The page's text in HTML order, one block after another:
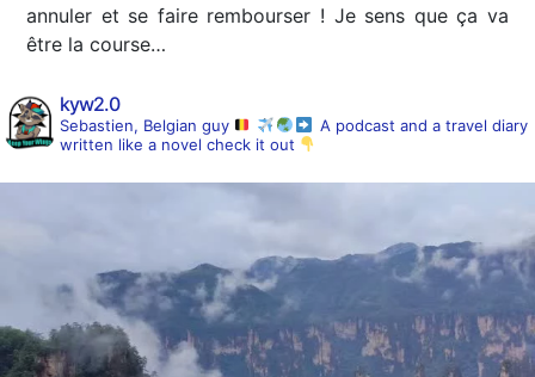
annuler et se faire rembourser ! Je sens que ça va
être la course…
kyw2.0
Sebastien, Belgian guy
A podcast and a travel diary
written like a novel check it out